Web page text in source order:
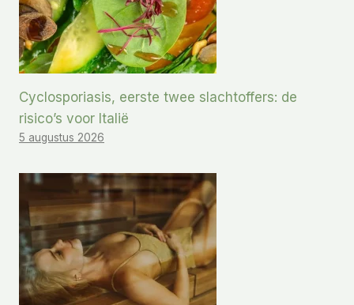
Cyclosporiasis, eerste twee slachtoffers: de
risico’s voor Italië
5 augustus 2026